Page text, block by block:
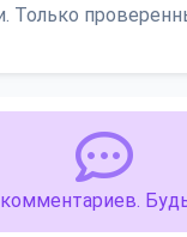
Только